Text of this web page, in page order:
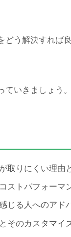
う解決すれば
いきましょう。
取りにくい理由
ストパフォーマ
じる人へのアド
そのカスタマイ